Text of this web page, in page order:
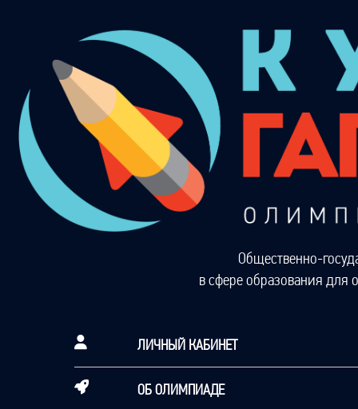
Общественно-
в сфере образования для
ЛИЧНЫЙ КАБИНЕТ
ОБ ОЛИМПИАДЕ